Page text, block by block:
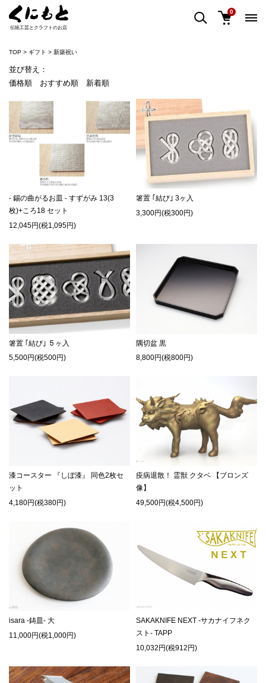
伝統工芸とクラフトのお店
0
TOP ギフト 新築祝い
並び替え：
価格順
おすすめ順 新着順
- 錫の曲がるお皿 - すずがみ 13(3
枚)+ころ18 セット
12,045円(税1,095円)
箸置 ｢結び｣ 3ヶ入
3,300円(税300円)
箸置 ｢結び｣ ５ヶ入
5,500円(税500円)
隅切盆 黒
8,800円(税800円)
漆コースター 『しぼ漆』 同色2枚セ
ット
4,180円(税380円)
疫病退散！ 霊獣 クタベ 【ブロンズ
像】
49,500円(税4,500円)
isara -鋳皿- 大
11,000円(税1,000円)
SAKAKNIFE NEXT -サカナイフネク
スト- TAPP
10,032円(税912円)